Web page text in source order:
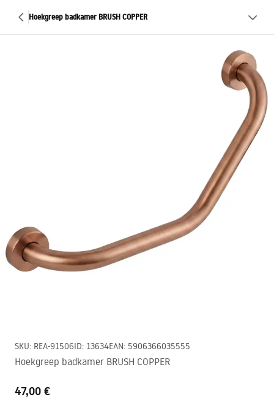
Hoekgreep badkamer BRUSH COPPER
SKU: REA-91506ID: 13634EAN: 5906366035555
Hoekgreep badkamer BRUSH COPPER
47,00 €